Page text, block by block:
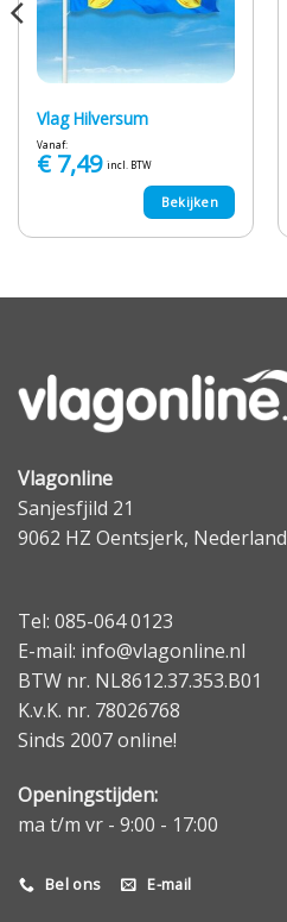
Vlag Hilversum
Vanaf:
€7,49 incl. BTW
Bekijken
Vlagonline
Sanjesfjild 21
9062 HZ Oentsjerk, Nederland
Tel: 085-064 0123
E-mail: info@vlagonline.nl
BTW nr. NL8612.37.353.B01
K.v.K. nr. 78026768
Sinds 2007 online!
Openingstijden:
ma t/m vr - 9:00 - 17:00
Bel ons E-mail